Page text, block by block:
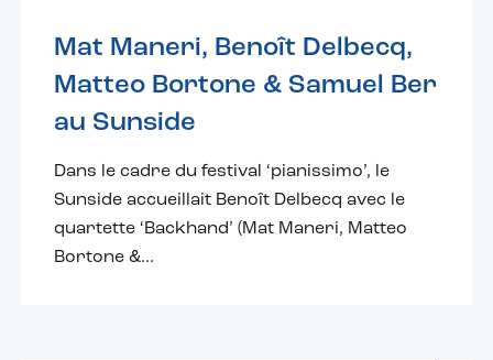
Mat Maneri, Benoît Delbecq,
Matteo Bortone & Samuel Ber
au Sunside
Dans le cadre du festival ‘pianissimo’, le
Sunside accueillait Benoît Delbecq avec le
quartette ‘Backhand’ (Mat Maneri, Matteo
Bortone &...